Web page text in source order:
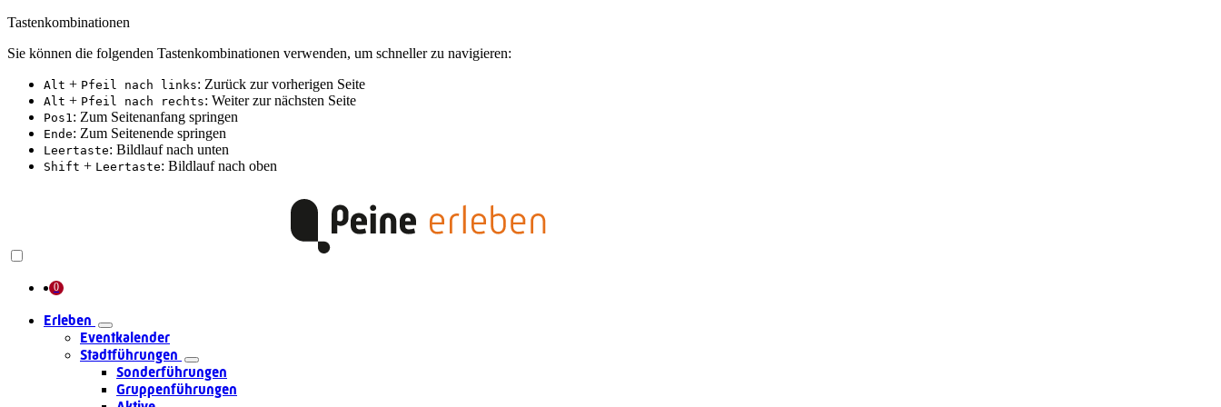
Tastenkombinationen
Sie können die folgenden Tastenkombinationen verwenden, um schneller zu navigieren:
Alt + Pfeil nach links: Zurück zur vorherigen Seite
Alt + Pfeil nach rechts: Weiter zur nächsten Seite
Pos1: Zum Seitenanfang springen
Ende: Zum Seitenende springen
Leertaste: Bildlauf nach unten
Shift + Leertaste: Bildlauf nach oben
Erleben
Eventkalender
Stadtführungen
Sonderführungen
Gruppenführungen